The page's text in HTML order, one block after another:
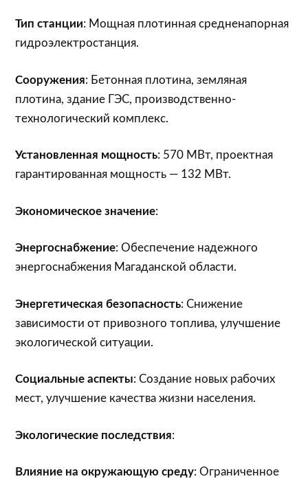
Тип станции: Мощная плотинная средненапорная
гидроэлектростанция.
Сооружения: Бетонная плотина, земляная
плотина, здание ГЭС, производственно-
технологический комплекс.
Установленная мощность: 570 МВт, проектная
гарантированная мощность — 132 МВт.
Экономическое значение:
Энергоснабжение: Обеспечение надежного
энергоснабжения Магаданской области.
Энергетическая безопасность: Снижение
зависимости от привозного топлива, улучшение
экологической ситуации.
Социальные аспекты: Создание новых рабочих
мест, улучшение качества жизни населения.
Экологические последствия:
Влияние на окружающую среду: Ограниченное